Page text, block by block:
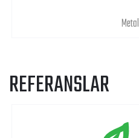
Metal
REFERANSLAR